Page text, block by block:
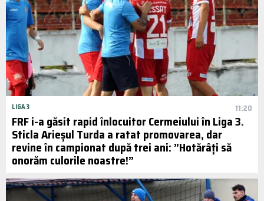
LIGA 3 11:20
FRF i-a găsit rapid înlocuitor Cermeiului în Liga 3.
Sticla Arieșul Turda a ratat promovarea, dar
revine în campionat după trei ani: ”Hotărâți să
onorăm culorile noastre!”